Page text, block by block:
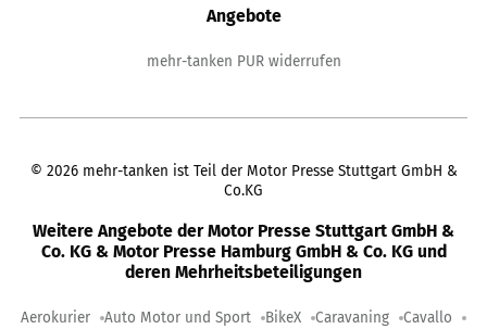
Angebote
mehr-tanken PUR widerrufen
© 2026 mehr-tanken ist Teil der Motor Presse Stuttgart GmbH &
Co.KG
Weitere Angebote der Motor Presse Stuttgart GmbH &
Co. KG & Motor Presse Hamburg GmbH & Co. KG und
deren Mehrheitsbeteiligungen
Aerokurier Auto Motor und Sport BikeX Caravaning Cavallo